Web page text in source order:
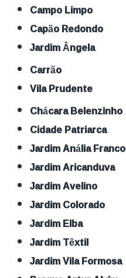
Campo Limpo
Capão Redondo
Jardim Ângela
Carrão
Vila Prudente
Chácara Belenzinho
Cidade Patriarca
Jardim Anália Franco
Jardim Aricanduva
Jardim Avelino
Jardim Colorado
Jardim Elba
Jardim Têxtil
Jardim Vila Formosa